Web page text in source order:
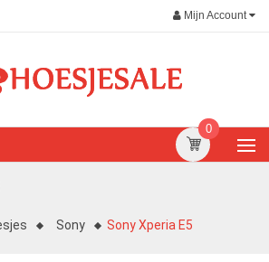
Mijn Account
0
Sony Sony Xperia E5